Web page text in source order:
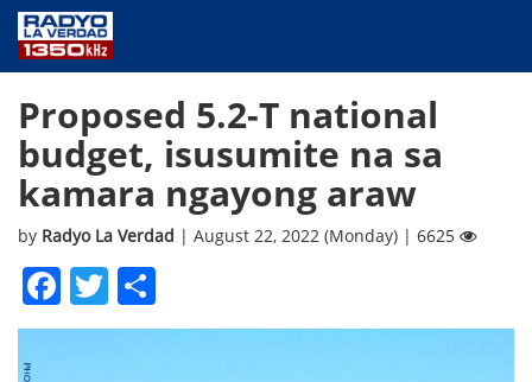
PUBLIC SERVICE
ANNOUNCEMENTS
PROGRAMS
ABOUT
Proposed 5.2-T national
budget, isusumite na sa
kamara ngayong araw
by Radyo La Verdad | August 22, 2022 (Monday) | 6625
Facebook
Twitter